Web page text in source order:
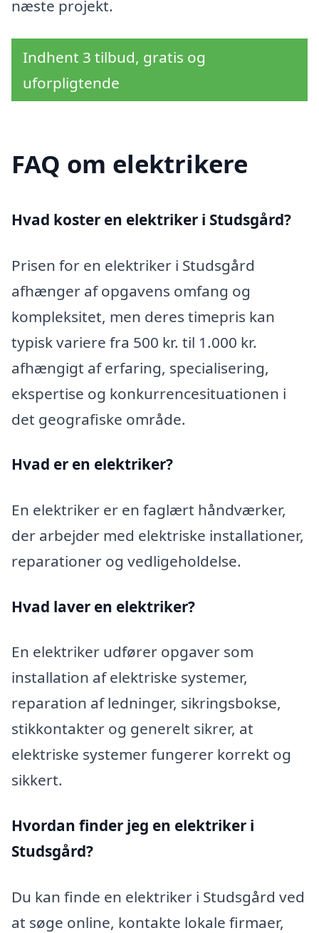
næste projekt.
Indhent 3 tilbud, gratis og
uforpligtende
FAQ om elektrikere
Hvad koster en elektriker i Studsgård?
Prisen for en elektriker i Studsgård
afhænger af opgavens omfang og
kompleksitet, men deres timepris kan
typisk variere fra 500 kr. til 1.000 kr.
afhængigt af erfaring, specialisering,
ekspertise og konkurrencesituationen i
det geografiske område.
Hvad er en elektriker?
En elektriker er en faglært håndværker,
der arbejder med elektriske installationer,
reparationer og vedligeholdelse.
Hvad laver en elektriker?
En elektriker udfører opgaver som
installation af elektriske systemer,
reparation af ledninger, sikringsbokse,
stikkontakter og generelt sikrer, at
elektriske systemer fungerer korrekt og
sikkert.
Hvordan finder jeg en elektriker i
Studsgård?
Du kan finde en elektriker i Studsgård ved
at søge online, kontakte lokale firmaer,